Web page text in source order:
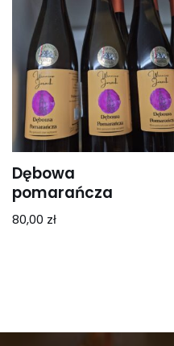
Dębowa
pomarańcza
80,00 zł